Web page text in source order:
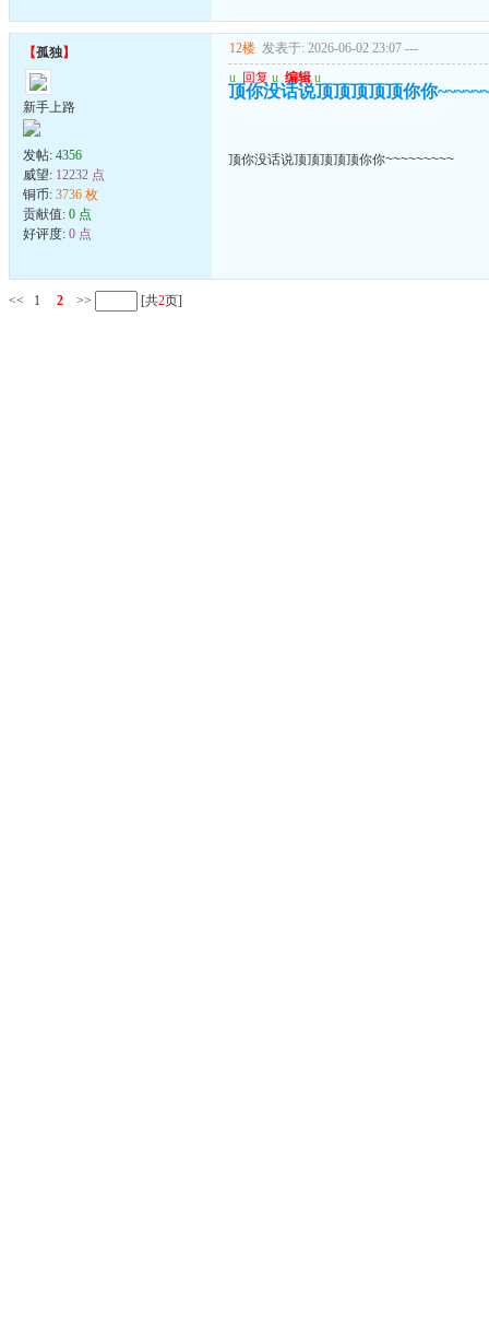
【孤独】
新手上路
发帖: 4356
威望: 12232 点
铜币: 3736 枚
贡献值: 0 点
好评度: 0 点
12楼 发表于: 2026-06-02 23:07 ---
u 回复 u 编辑 u
顶你没话说顶顶顶顶顶你你
顶你没话说顶顶顶顶顶你你~~~~~~~~~
<< 1 2 >> [共2页]